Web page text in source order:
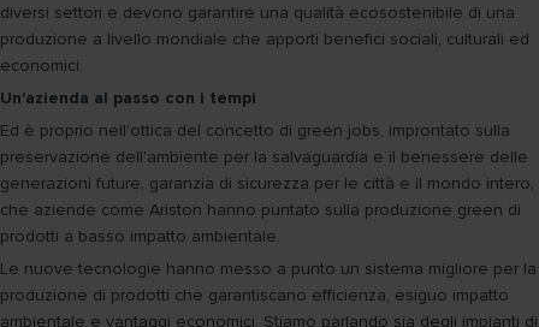
diversi settori e devono garantire una qualità ecosostenibile di una
produzione a livello mondiale che apporti benefici sociali, culturali ed
economici.
Un'azienda al passo con i tempi
Ed è proprio nell'ottica del concetto di green jobs, improntato sulla
preservazione dell'ambiente per la salvaguardia e il benessere delle
generazioni future, garanzia di sicurezza per le città e il mondo intero,
che aziende come Ariston hanno puntato sulla produzione green di
prodotti a basso impatto ambientale.
Le nuove tecnologie hanno messo a punto un sistema migliore per la
produzione di prodotti che garantiscano efficienza, esiguo impatto
ambientale e vantaggi economici. Stiamo parlando sia degli impianti di